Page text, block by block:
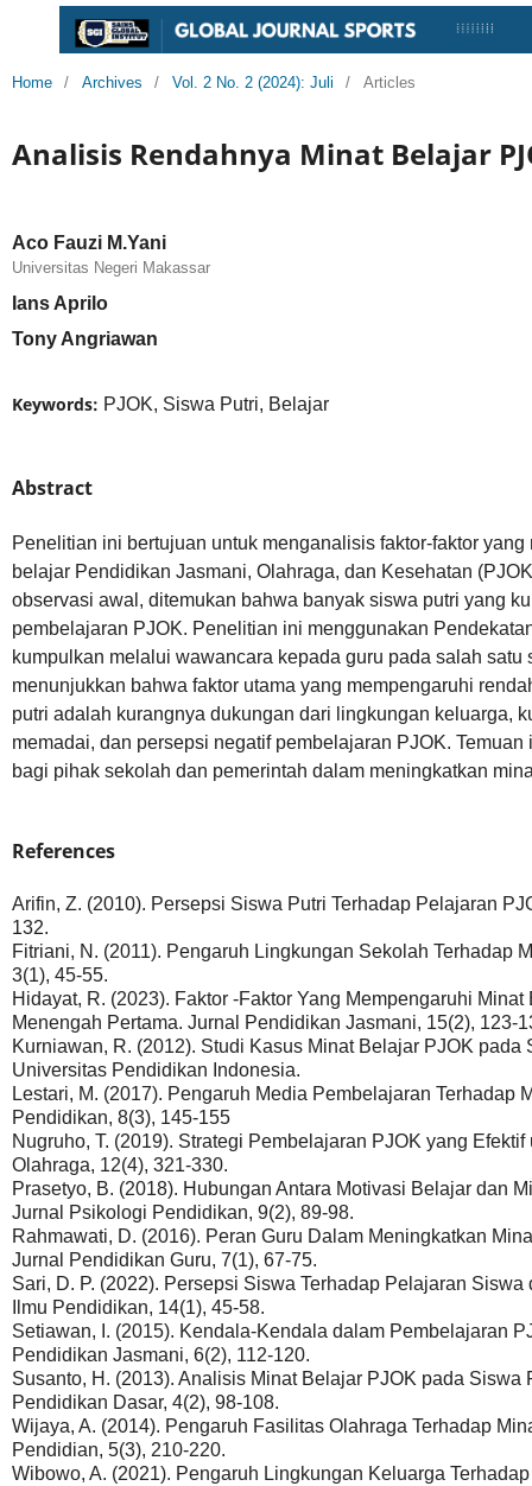
Home / Archives / Vol. 2 No. 2 (2024): Juli / Articles
Analisis Rendahnya Minat Belajar
Aco Fauzi M.Yani
Universitas Negeri Makassar
Ians Aprilo
Tony Angriawan
Keywords: PJOK, Siswa Putri, Belajar
Abstract
Penelitian ini bertujuan untuk menganalisis faktor-faktor
belajar Pendidikan Jasmani, Olahraga, dan Kesehatan
observasi awal, ditemukan bahwa banyak siswa putri yang
pembelajaran PJOK. Penelitian ini menggunakan
kumpulkan melalui wawancara kepada guru pada salah
menunjukkan bahwa faktor utama yang mempengaruhi
putri adalah kurangnya dukungan dari lingkungan keluarga,
memadai, dan persepsi negatif pembelajaran PJOK.
bagi pihak sekolah dan pemerintah dalam meningkatkan
References
Arifin, Z. (2010). Persepsi Siswa Putri Terhadap Pelajaran
132.
Fitriani, N. (2011). Pengaruh Lingkungan Sekolah Terhadap
3(1), 45-55.
Hidayat, R. (2023). Faktor -Faktor Yang Mempengaruhi
Menengah Pertama. Jurnal Pendidikan Jasmani, 15(2), 123-
Kurniawan, R. (2012). Studi Kasus Minat Belajar PJOK pada
Universitas Pendidikan Indonesia.
Lestari, M. (2017). Pengaruh Media Pembelajaran Terhadap
Pendidikan, 8(3), 145-155
Nugruho, T. (2019). Strategi Pembelajaran PJOK yang
Olahraga, 12(4), 321-330.
Prasetyo, B. (2018). Hubungan Antara Motivasi Belajar dan
Jurnal Psikologi Pendidikan, 9(2), 89-98.
Rahmawati, D. (2016). Peran Guru Dalam Meningkatkan
Jurnal Pendidikan Guru, 7(1), 67-75.
Sari, D. P. (2022). Persepsi Siswa Terhadap Pelajaran
Ilmu Pendidikan, 14(1), 45-58.
Setiawan, I. (2015). Kendala-Kendala dalam Pembelajaran
Pendidikan Jasmani, 6(2), 112-120.
Susanto, H. (2013). Analisis Minat Belajar PJOK pada Siswa
Pendidikan Dasar, 4(2), 98-108.
Wijaya, A. (2014). Pengaruh Fasilitas Olahraga Terhadap
Pendidian, 5(3), 210-220.
Wibowo, A. (2021). Pengaruh Lingkungan Keluarga